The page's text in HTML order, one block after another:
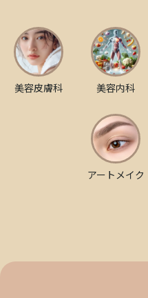
美容皮膚科 美容内科
アートメイク